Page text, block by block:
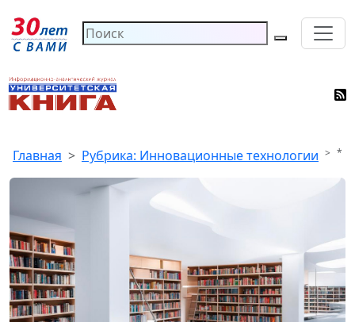
Главная Рубрика: Инновационные технологии *